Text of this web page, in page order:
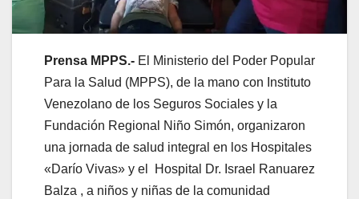
Prensa MPPS.- El Ministerio del Poder Popular
Para la Salud (MPPS), de la mano con Instituto
Venezolano de los Seguros Sociales y la
Fundación Regional Niño Simón, organizaron
una jornada de salud integral en los Hospitales
«Darío Vivas» y el Hospital Dr. Israel Ranuarez
Balza , a niños y niñas de la comunidad